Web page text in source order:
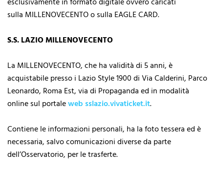
sulla MILLENOVECENTO o sulla EAGLE CARD.
S.S. LAZIO MILLENOVECENTO
La MILLENOVECENTO, che ha validità di 5 anni, è
acquistabile presso i Lazio Style 1900 di Via Calderini, Parco
Leonardo, Roma Est, via di Propaganda ed in modalità
online sul portaleweb sslazio.vivaticket.it.
Contiene le informazioni personali, ha la foto tessera ed è
necessaria, salvo comunicazioni diverse da parte
dell’Osservatorio, per le trasferte.